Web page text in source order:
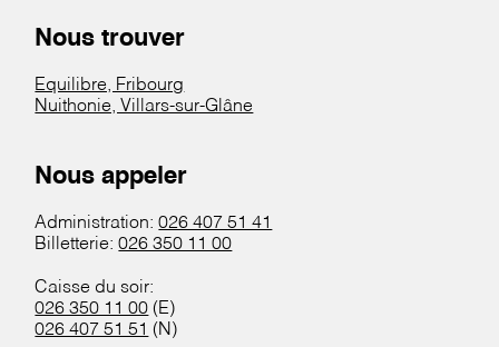
Nous trouver
Equilibre, Fribourg
Nuithonie, Villars-sur-Glâne
Nous appeler
Administration:026 407 51 41
Billetterie:026 350 11 00
Caisse du soir:
026 350 11 00 (E)
026 407 51 51 (N)